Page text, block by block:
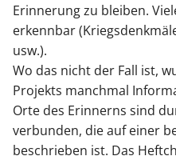
Erinnerung zu bleiben.
erkennbar
usw.).
Wo das nicht der Fall ist,
Projekts manchmal
Orte des Erinnerns sind
verbunden, die auf einer
beschrieben ist. Das